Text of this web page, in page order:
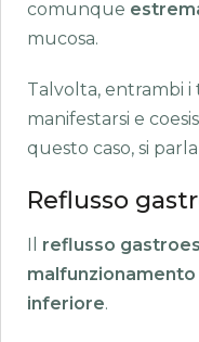
comunque
mucosa.
Talvolta, entrambi i
manifestarsi e
questo caso, si
Reflusso
Il reflusso
inferiore.